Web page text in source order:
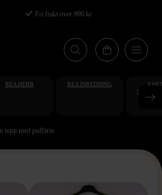
Fri frakt över 990 kr
REA HERR REA INREDNING
topp med puffärm